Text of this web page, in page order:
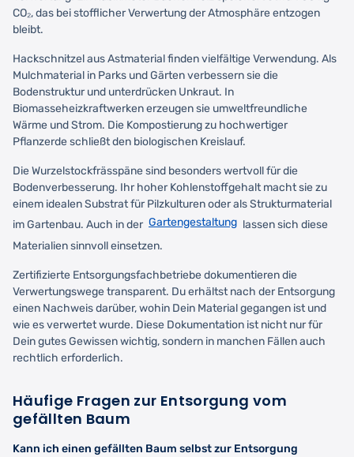
CO₂, das bei stofflicher Verwertung der Atmosphäre entzogen
bleibt.
Hackschnitzel aus Astmaterial finden vielfältige Verwendung. Als
Mulchmaterial in Parks und Gärten verbessern sie die
Bodenstruktur und unterdrücken Unkraut. In
Biomasseheizkraftwerken erzeugen sie umweltfreundliche
Wärme und Strom. Die Kompostierung zu hochwertiger
Pflanzerde schließt den biologischen Kreislauf.
Die Wurzelstockfrässpäne sind besonders wertvoll für die
Bodenverbesserung. Ihr hoher Kohlenstoffgehalt macht sie zu
einem idealen Substrat für Pilzkulturen oder als Strukturmaterial
im Gartenbau. Auch in der Gartengestaltung lassen sich diese
Materialien sinnvoll einsetzen.
Zertifizierte Entsorgungsfachbetriebe dokumentieren die
Verwertungswege transparent. Du erhältst nach der Entsorgung
einen Nachweis darüber, wohin Dein Material gegangen ist und
wie es verwertet wurde. Diese Dokumentation ist nicht nur für
Dein gutes Gewissen wichtig, sondern in manchen Fällen auch
rechtlich erforderlich.
Häufige Fragen zur Entsorgung vom
gefällten Baum
Kann ich einen gefällten Baum selbst zur Entsorgung